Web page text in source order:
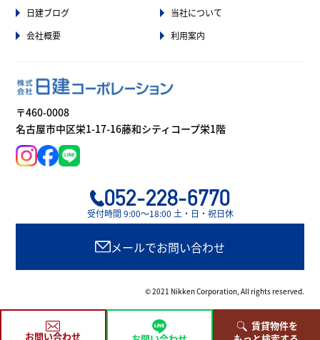
お問い合わせ
賃貸物件を
日建ブログ
当社について
会社概要
利用案内
〒460-0008
名古屋市中区栄1-17-16藤和シティコープ栄1階
052-228-6770
受付時間 9:00〜18:00 土・日・祝日休
メールでお問い合わせ
© 2021 Nikken Corporation, All rights reserved.